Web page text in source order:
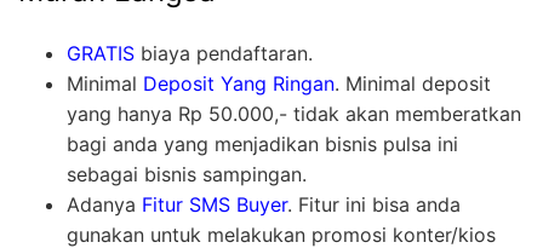
GRATIS biaya pendaftaran.
Minimal Deposit Yang Ringan. Minimal deposit
yang hanya Rp 50.000,- tidak akan memberatkan
bagi anda yang menjadikan bisnis pulsa ini
sebagai bisnis sampingan.
Adanya Fitur SMS Buyer. Fitur ini bisa anda
gunakan untuk melakukan promosi konter/kios